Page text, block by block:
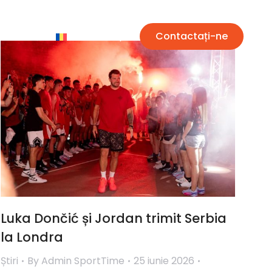
Contactați-ne
Luka Dončić și Jordan trimit Serbia
la Londra
Știri By Admin SportTime
25 iunie 2026